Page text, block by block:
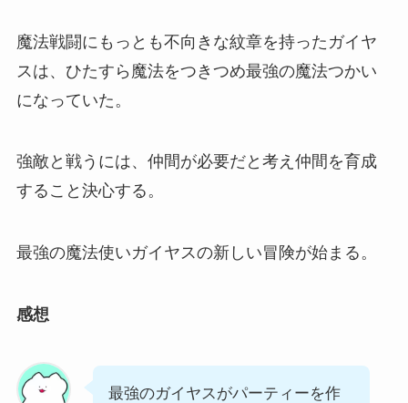
魔法戦闘にもっとも不向きな紋章を持ったガイヤ
スは、ひたすら魔法をつきつめ最強の魔法つかい
になっていた。
強敵と戦うには、仲間が必要だと考え仲間を育成
すること決心する。
最強の魔法使いガイヤスの新しい冒険が始まる。
感想
最強のガイヤスがパーティーを作